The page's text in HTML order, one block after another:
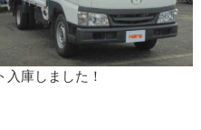
庫しました！